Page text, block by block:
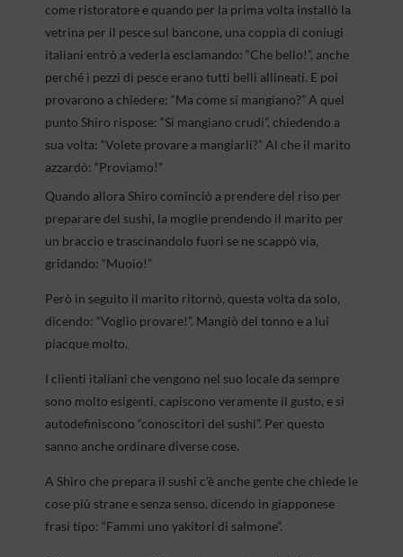
come ristoratore e quando per la prima volta installò la
vetrina per il pesce sul bancone, una coppia di coniugi
italiani entrò a vederla esclamando: “Che bello!”, anche
perché i pezzi di pesce erano tutti belli allineati. E poi
provarono a chiedere: “Ma come si mangiano?” A quel
punto Shiro rispose: “Si mangiano crudi”, chiedendo a
sua volta: “Volete provare a mangiarli?” Al che il marito
azzardò: “Proviamo!”
Quando allora Shiro cominciò a prendere del riso per
preparare del sushi, la moglie prendendo il marito per
un braccio e trascinandolo fuori se ne scappò via,
gridando: “Muoio!”
Però in seguito il marito ritornò, questa volta da solo,
dicendo: “Voglio provare!”. Mangiò del tonno e a lui
piacque molto.
I clienti italiani che vengono nel suo locale da sempre
sono molto esigenti, capiscono veramente il gusto, e si
autodefiniscono “conoscitori del sushi”. Per questo
sanno anche ordinare diverse cose.
A Shiro che prepara il sushi c’è anche gente che chiede le
cose più strane e senza senso, dicendo in giapponese
frasi tipo: “Fammi uno yakitori di salmone”.